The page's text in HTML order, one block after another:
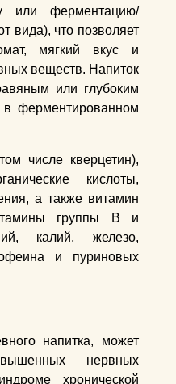
или ферментацию/
вида), что позволяет
мягкий вкус и
веществ. Напиток
или глубоким
в ферментированном
числе кверцетин),
кислоты,
а также витамин
группы B и
калий, железо,
и пуриновых
напитка, может
нервных
хронической